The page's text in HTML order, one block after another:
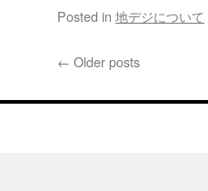
Posted in 地デジについて
← Older posts